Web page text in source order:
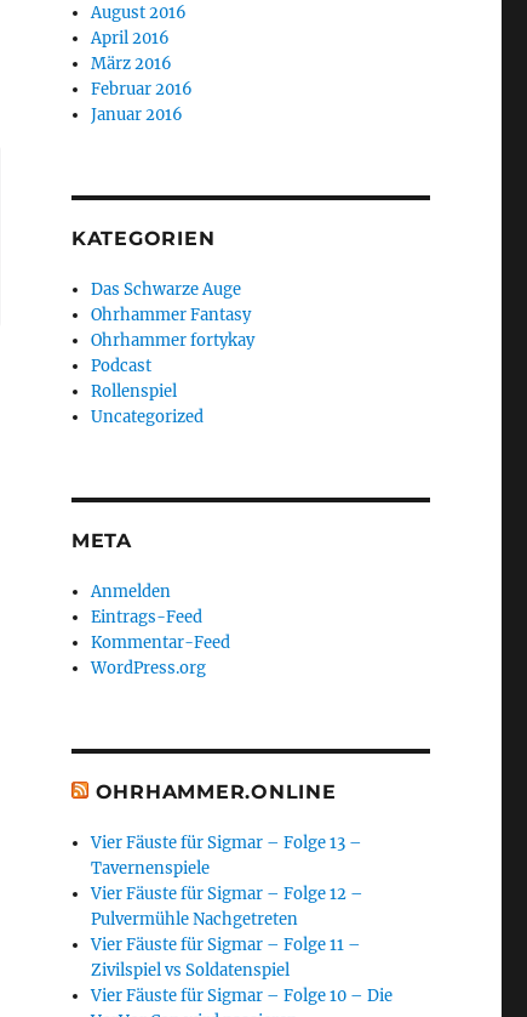
August 2016
April 2016
März 2016
Februar 2016
Januar 2016
KATEGORIEN
Das Schwarze Auge
Ohrhammer Fantasy
Ohrhammer fortykay
Podcast
Rollenspiel
Uncategorized
META
Anmelden
Eintrags-Feed
Kommentar-Feed
WordPress.org
OHRHAMMER.ONLINE
Vier Fäuste für Sigmar – Folge 13 –
Tavernenspiele
Vier Fäuste für Sigmar – Folge 12 –
Pulvermühle Nachgetreten
Vier Fäuste für Sigmar – Folge 11 –
Zivilspiel vs Soldatenspiel
Vier Fäuste für Sigmar – Folge 10 – Die